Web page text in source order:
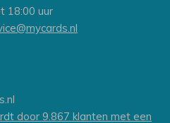
18:00 uur
door 9.867 klanten met een